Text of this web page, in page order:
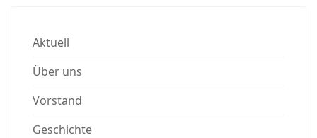
Aktuell
Über uns
Vorstand
Geschichte